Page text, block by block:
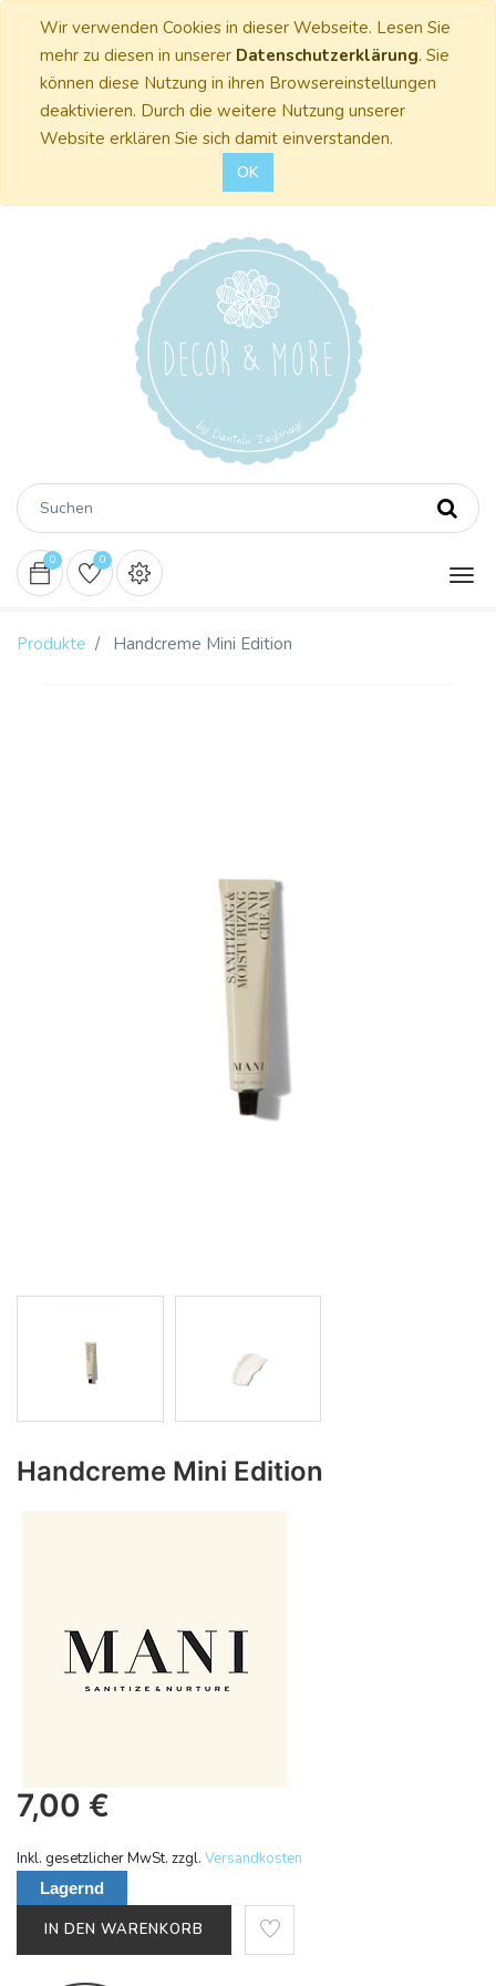
Wir verwenden Cookies in dieser Webseite. Lesen Sie
mehr zu diesen in unserer Datenschutzerklärung. Sie
können diese Nutzung in ihren Browsereinstellungen
deaktivieren. Durch die weitere Nutzung unserer
Website erklären Sie sich damit einverstanden.
OK
0 0
Produkte Handcreme Mini Edition
Handcreme Mini Edition
7,00 €
Inkl. gesetzlicher MwSt. zzgl. Versandkosten
Lagernd
IN DEN WARENKORB